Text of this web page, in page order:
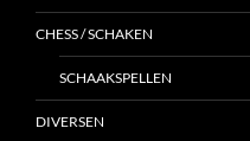
CHESS / SCHAKEN
SCHAAKSPELLEN
DIVERSEN